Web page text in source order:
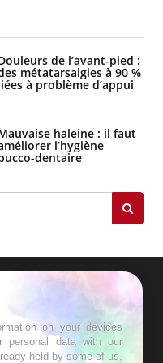
de l’avant-pied :
métatarsalgies à 90 %
à problème d’appui
haleine : il faut
l’hygiène
dentaire
on your devices
personal data with our
held by some of us,